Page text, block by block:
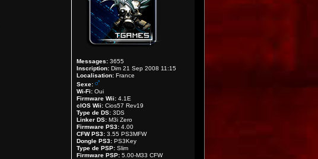
Messages: 3655
Inscription: Dim 21 Sep 2008 11:15
Localisation: France
Sexe:
Wi-Fi: Oui
Firmware Wii: 4.1E
cIOS Wii: Cios57 Rev19
Type de DS: 3DS
Linker DS: M3i Zero
Firmware PS3: 4.00
CFW PS3: 3.55 PS3MFW
Dongle PS3: PS3Key
Type de PSP: Slim
Firmware PSP: 5.00-M33 CFW